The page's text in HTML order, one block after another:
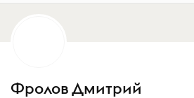
Фролов Дмитрий